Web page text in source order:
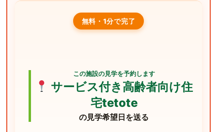
無料・1分で完了
この施設の見学を予約します
サービス付き高齢者向け住
宅tetote
の見学希望日を送る